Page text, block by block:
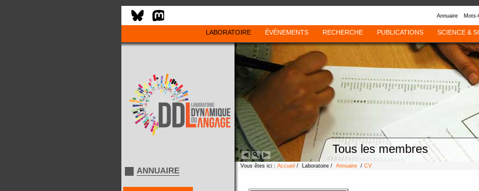
Annuaire
LABORATOIRE ÉVÈNEMENTS RECHERCHE PUBLICATIONS SCIENCE &
Tous les membres
ANNUAIRE Vous êtes ici : Accueil / Laboratoire / Annuaire / CV